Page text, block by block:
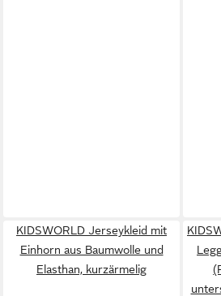
KIDSWORLD Jerseykleid mit
Einhorn aus Baumwolle und
Elasthan, kurzärmelig